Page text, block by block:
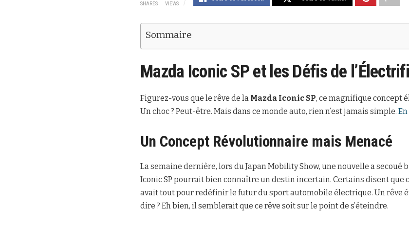
SHARES VIEWS
Sommaire
Mazda Iconic SP et les Défis de
Figurez-vous que le rêve de la Mazda Iconic SP, ce magnifique concept
Un choc ? Peut-être. Mais dans ce monde auto, rien n’est jamais simple.
Un Concept Révolutionnaire mais Menacé
La semaine dernière, lors du Japan Mobility Show, une nouvelle a secoué
Iconic SP pourrait bien connaître un destin incertain. Certains disent que
avait tout pour redéfinir le futur du sport automobile électrique. Un rêve
dire ? Eh bien, il semblerait que ce rêve soit sur le point de s’éteindre.